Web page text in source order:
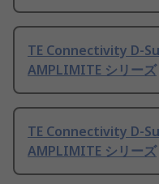
TE Connectivity D-
AMPLIMITE シリーズ
TE Connectivity D-
AMPLIMITE シリーズ